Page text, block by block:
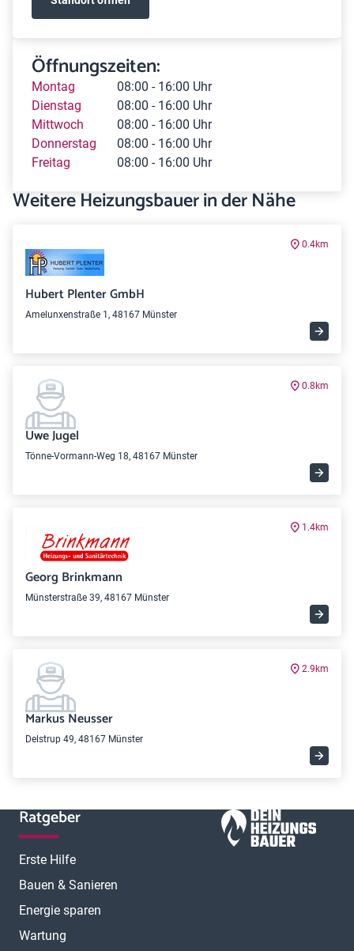
Öffnungszeiten:
Montag
08:00 - 16:00 Uhr
Dienstag
08:00 - 16:00 Uhr
Mittwoch
08:00 - 16:00 Uhr
Donnerstag
08:00 - 16:00 Uhr
Freitag
08:00 - 16:00 Uhr
Weitere Heizungsbauer in der Nähe
0.4km
Hubert Plenter GmbH
Amelunxenstraße 1, 48167 Münster
0.8km
Uwe Jugel
Tönne-Vormann-Weg 18, 48167 Münster
1.4km
Georg Brinkmann
Münsterstraße 39, 48167 Münster
2.9km
Markus Neusser
Delstrup 49, 48167 Münster
Ratgeber
Erste Hilfe
Bauen & Sanieren
Energie sparen
Wartung